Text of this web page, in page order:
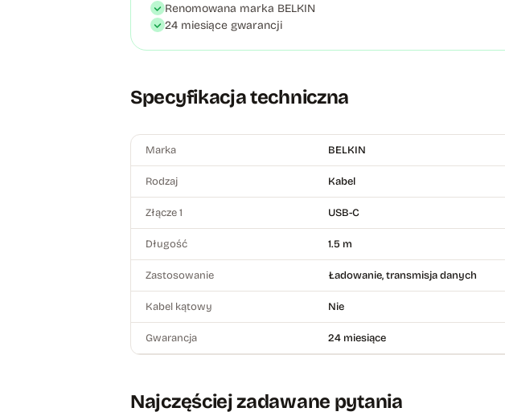
Renomowana marka BELKIN
24 miesiące gwarancji
Specyfikacja techniczna
Marka BELKIN
Rodzaj Kabel
Złącze 1 USB-C
Długość 1.5 m
Zastosowanie Ładowanie, transmisja danych
Kabel kątowy Nie
Gwarancja 24 miesiące
Najczęściej zadawane pytania